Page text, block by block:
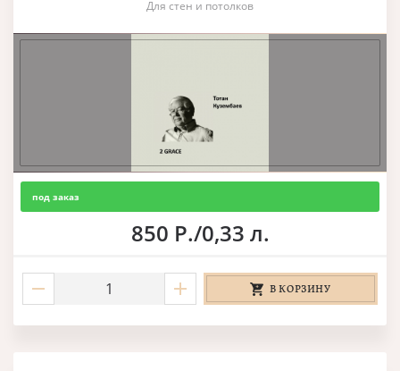
Для стен и потолков
под заказ
850 Р./0,33 л.
В КОРЗИНУ